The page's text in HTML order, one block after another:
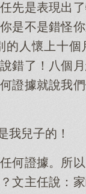
先是表現出
是不是錯怪
人懷上十
錯了！八個
證據就說我
我兒子的！
何證據。所
文主任說：